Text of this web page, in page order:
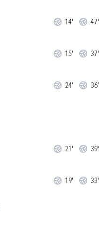
14' 47'
15' 37'
24' 36'
21' 39'
19' 33'